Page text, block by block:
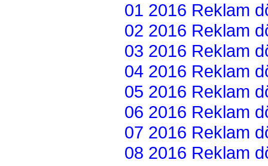
01 2016 Reklam
02 2016 Reklam
03 2016 Reklam
04 2016 Reklam
05 2016 Reklam
06 2016 Reklam
07 2016 Reklam
08 2016 Reklam